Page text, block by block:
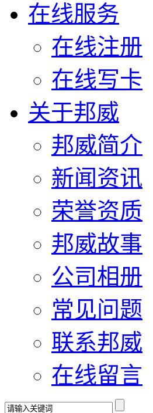
在线服务
在线注册
在线写卡
关于邦威
邦威简介
新闻资讯
荣誉资质
邦威故事
公司相册
常见问题
联系邦威
在线留言